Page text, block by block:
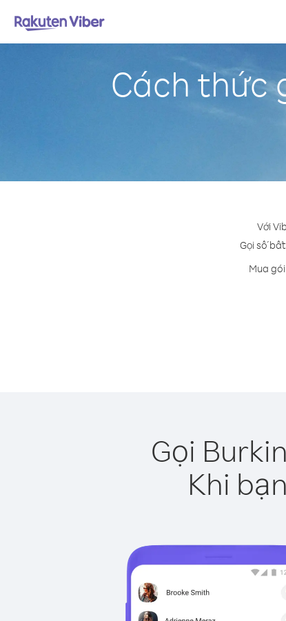
Cách thức
Với
Gọi số
Mua
Gọi
Khi